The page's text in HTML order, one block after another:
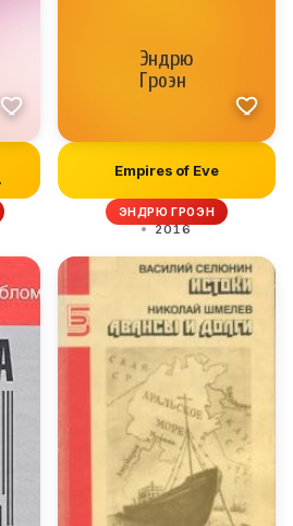
Empires of Eve
ЭНДРЮ ГРОЭН
2016